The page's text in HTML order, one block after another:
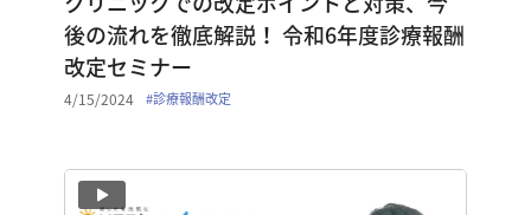
後の流れを徹底解説！ 令和6年度診療報酬
改定セミナー
4/15/2024 #診療報酬改定